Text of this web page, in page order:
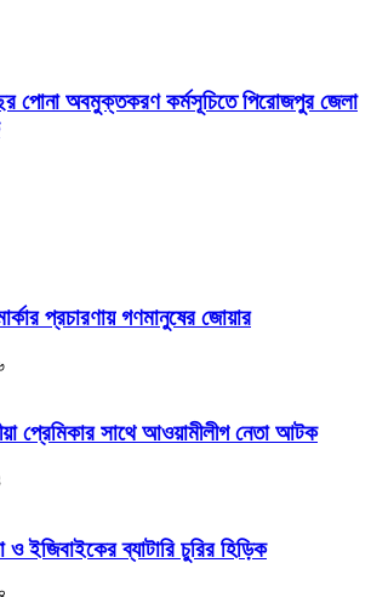
পোনা অবমুক্তকরণ কর্মসূচিতে পিরোজপুর জেলা
প্রচারণায় গণমানুষের জোয়ার
প্রেমিকার সাথে আওয়ামীলীগ নেতা আটক
ইজিবাইকের ব্যাটারি চুরির হিড়িক